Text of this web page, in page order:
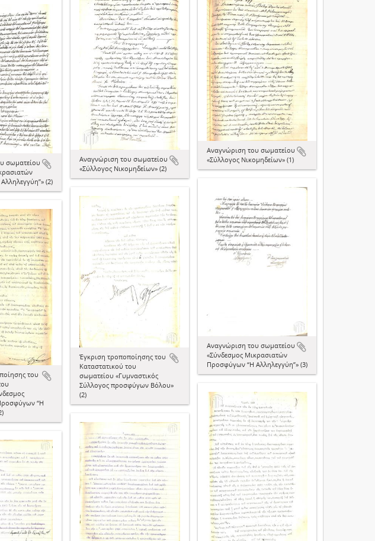
Aναγνώριση του σωματείου
«Σύλλογος Νικομηδείων» (1)
Aναγνώριση του σωματείου
«Σύλλογος Νικομηδείων» (2)
σωματείου
(2)
Aναγνώριση του σωματείου
«Σύνδεσμος Μικρασιατών
Προσφύγων “Η Αλληλεγγύη”» (3)
Έγκριση τροποποίησης του
Καταστατικού του
σωματείου «Γυμναστικός
Σύλλογος προσφύγων Βόλου»
(2)
του
“Η